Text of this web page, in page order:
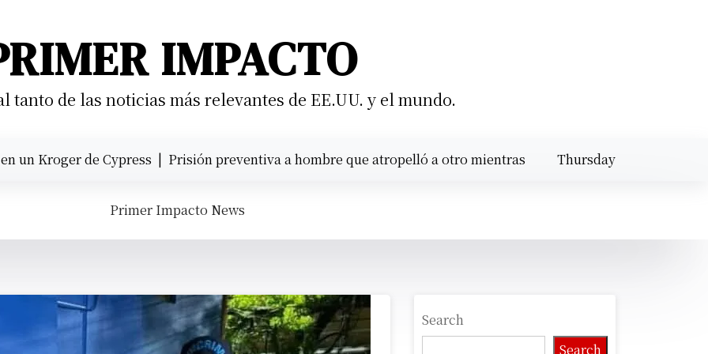
IMPACTO
tanto de las noticias más relevantes de EE.UU. y el mundo.
de Cypress |Prisión preventiva a hombre que atropelló a otro mientras calibraba un motor en Santiago |
Thursday
Primer Impacto News
Search
Search